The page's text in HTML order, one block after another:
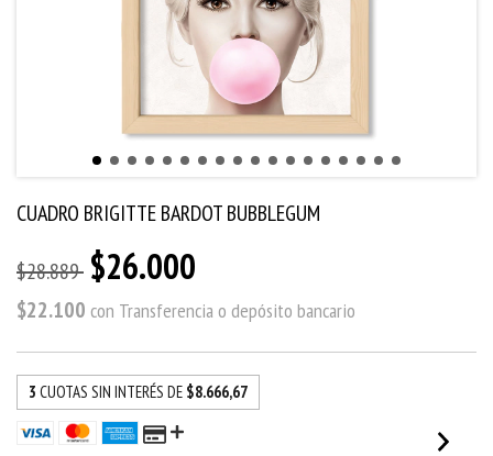
CUADRO BRIGITTE BARDOT BUBBLEGUM
$28.889 $26.000
$22.100 con Transferencia o depósito bancario
3 CUOTAS SIN INTERÉS DE $8.666,67